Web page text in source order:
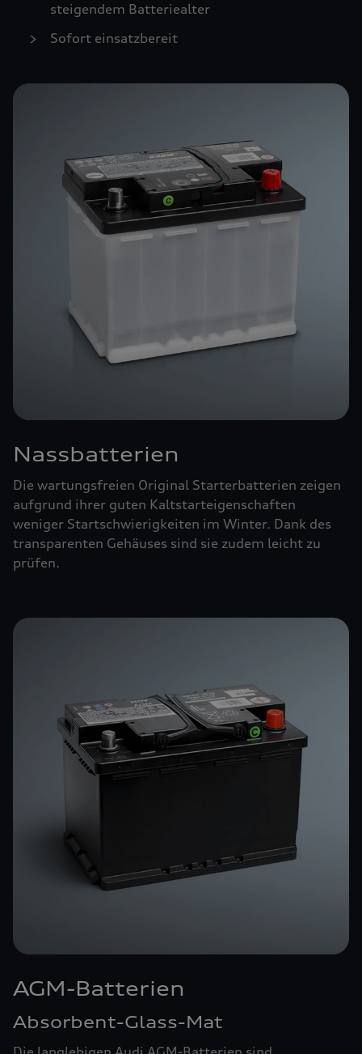
steigendem Batteriealter
Sofort einsatzbereit
Nassbatterien
Die wartungsfreien Original Starterbatterien zeigen
aufgrund ihrer guten Kaltstarteigenschaften
weniger Startschwierigkeiten im Winter. Dank des
transparenten Gehäuses sind sie zudem leicht zu
prüfen.
AGM-Batterien
Absorbent-Glass-Mat